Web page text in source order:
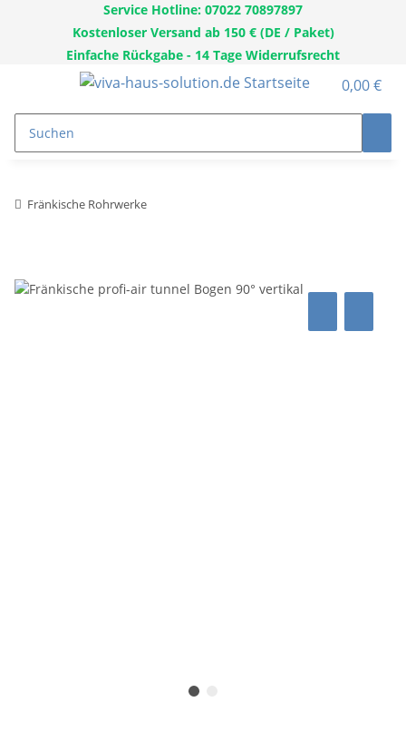
Service Hotline: 07022 70897897
Kostenloser Versand ab 150 € (DE / Paket)
Einfache Rückgabe - 14 Tage Widerrufsrecht
0,00 €
Fränkische Rohrwerke